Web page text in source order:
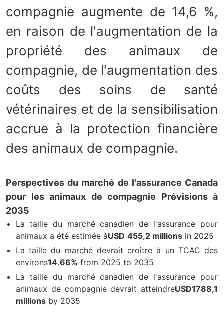
compagnie augmente de 14,6 %,
en raison de l'augmentation de la
propriété des animaux de
compagnie, de l'augmentation des
coûts des soins de santé
vétérinaires et de la sensibilisation
accrue à la protection financière
des animaux de compagnie.
Perspectives du marché de l'assurance Canada
pour les animaux de compagnie Prévisions à
2035
La taille du marché canadien de l'assurance pour
animaux a été estimée àUSD 455,2 millions in 2025
La taille du marché devrait croître à un TCAC des
environs14.66% from 2025 to 2035
La taille du marché canadien de l'assurance pour
animaux de compagnie devrait atteindreUSD1788,1
millions by 2035